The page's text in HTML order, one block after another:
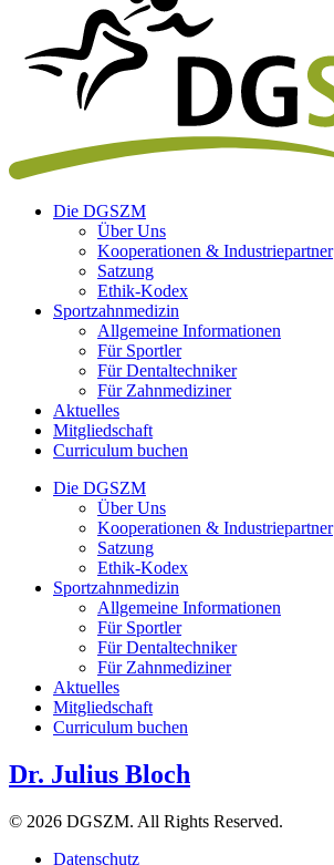
Die DGSZM
Über Uns
Kooperationen & Industriepartner
Satzung
Ethik-Kodex
Sportzahnmedizin
Allgemeine Informationen
Für Sportler
Für Dentaltechniker
Für Zahnmediziner
Aktuelles
Mitgliedschaft
Curriculum buchen
Die DGSZM
Über Uns
Kooperationen & Industriepartner
Satzung
Ethik-Kodex
Sportzahnmedizin
Allgemeine Informationen
Für Sportler
Für Dentaltechniker
Für Zahnmediziner
Aktuelles
Mitgliedschaft
Curriculum buchen
Dr. Julius Bloch
© 2026 DGSZM. All Rights Reserved.
Datenschutz